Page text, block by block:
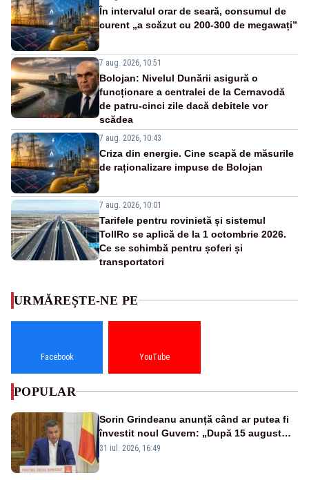
În intervalul orar de seară, consumul de
curent „a scăzut cu 200-300 de megawați”
7 aug. 2026, 10:51
Bolojan: Nivelul Dunării asigură o
funcționare a centralei de la Cernavodă
de patru-cinci zile dacă debitele vor
scădea
7 aug. 2026, 10:43
Criza din energie. Cine scapă de măsurile
de raționalizare impuse de Bolojan
7 aug. 2026, 10:01
Tarifele pentru rovinietă și sistemul
TollRo se aplică de la 1 octombrie 2026.
Ce se schimbă pentru șoferi și
transportatori
URMĂREȘTE-NE PE
Facebook YouTube
POPULAR
Sorin Grindeanu anunță când ar putea fi
învestit noul Guvern: „După 15 august
sunt șanse mai mari”
31 iul. 2026, 16:49